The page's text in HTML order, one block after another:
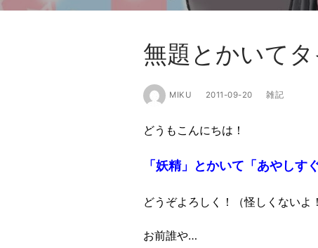
無題とかいてタ
MIKU 2011-09-20 雑記
どうもこんにちは！
「妖精」とかいて「あやしす
どうぞよろしく！（怪しくないよ
お前誰や…